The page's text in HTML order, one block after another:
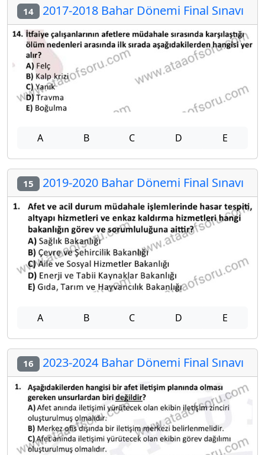
14 2017-2018 Bahar Dönemi Final Sınavı
A B C D E
15 2019-2020 Bahar Dönemi Final Sınavı
A B C D E
16 2023-2024 Bahar Dönemi Final Sınavı